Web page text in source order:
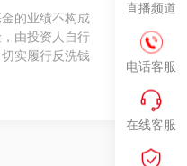
直播频道
电话客服
在线客服
的业绩不构成
由投资人自行
实履行反洗钱